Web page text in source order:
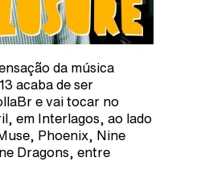
da música
acaba de ser
e vai tocar no
em Interlagos, ao lado
Phoenix, Nine
Dragons, entre